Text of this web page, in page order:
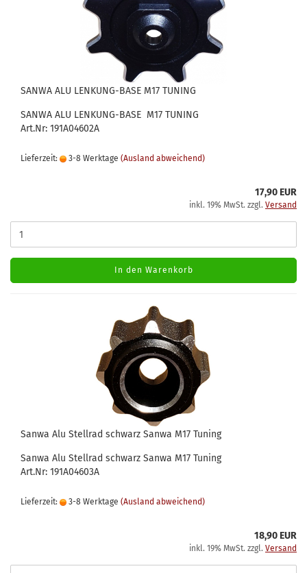
SANWA ALU LENKUNG-BASE M17 TUNING
SANWA ALU LENKUNG-BASE M17 TUNING
Art.Nr: 191A04602A
Lieferzeit: 3-8 Werktage (Ausland abweichend)
17,90 EUR
inkl. 19% MwSt. zzgl. Versand
In den Warenkorb
Sanwa Alu Stellrad schwarz Sanwa M17 Tuning
Sanwa Alu Stellrad schwarz Sanwa M17 Tuning
Art.Nr: 191A04603A
Lieferzeit: 3-8 Werktage (Ausland abweichend)
18,90 EUR
inkl. 19% MwSt. zzgl. Versand